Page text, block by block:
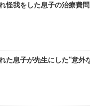
怪我をした息子の治療費
た息子が先生にした“意